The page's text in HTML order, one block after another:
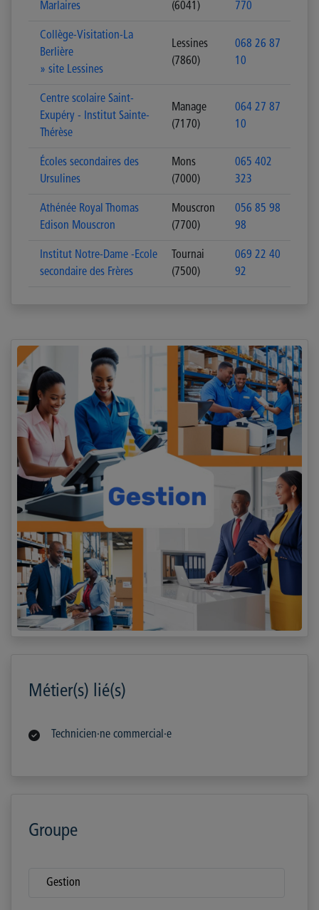
Marlaires
(6041)
770
Collège-Visitation-La
Berlière
» site Lessines
Lessines
(7860)
068 26 87
10
Centre scolaire Saint-
Exupéry - Institut Sainte-
Thérèse
Manage
(7170)
064 27 87
10
Écoles secondaires des
Ursulines
Mons
(7000)
065 402
323
Athénée Royal Thomas
Edison Mouscron
Mouscron
(7700)
056 85 98
98
Institut Notre-Dame -Ecole
secondaire des Frères
Tournai
(7500)
069 22 40
92
Métier(s) lié(s)
Technicien·ne commercial·e
Groupe
Gestion